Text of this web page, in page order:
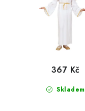
Skladem
367 Kč